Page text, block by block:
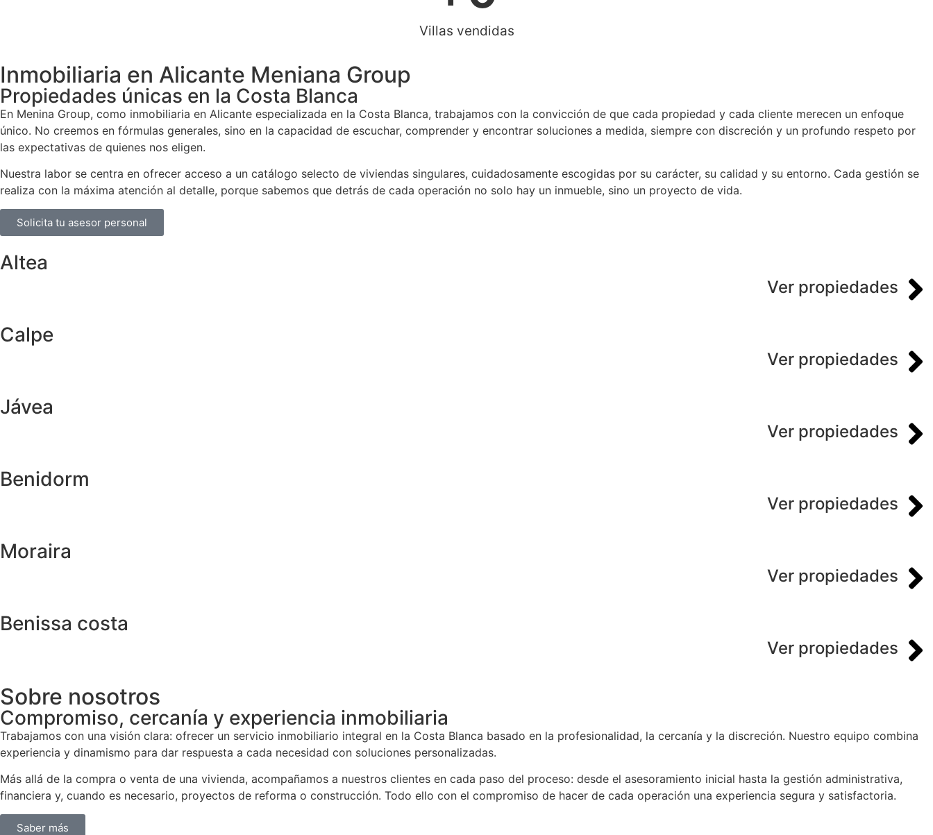
Villas vendidas
Inmobiliaria en Alicante Meniana Group
Propiedades únicas en la Costa Blanca
En Menina Group, como inmobiliaria en Alicante especializada en la Costa Blanca, trabajamos con la convicción de que cada propiedad y cada cliente merecen un enfoque
único. No creemos en fórmulas generales, sino en la capacidad de escuchar, comprender y encontrar soluciones a medida, siempre con discreción y un profundo respeto por
las expectativas de quienes nos eligen.
Nuestra labor se centra en ofrecer acceso a un catálogo selecto de viviendas singulares, cuidadosamente escogidas por su carácter, su calidad y su entorno. Cada gestión se
realiza con la máxima atención al detalle, porque sabemos que detrás de cada operación no solo hay un inmueble, sino un proyecto de vida.
Solicita tu asesor personal
Altea
Ver propiedades
Calpe
Ver propiedades
Jávea
Ver propiedades
Benidorm
Ver propiedades
Moraira
Ver propiedades
Benissa costa
Ver propiedades
Sobre nosotros
Compromiso, cercanía y experiencia inmobiliaria
Trabajamos con una visión clara: ofrecer un servicio inmobiliario integral en la Costa Blanca basado en la profesionalidad, la cercanía y la discreción. Nuestro equipo combina
experiencia y dinamismo para dar respuesta a cada necesidad con soluciones personalizadas.
Más allá de la compra o venta de una vivienda, acompañamos a nuestros clientes en cada paso del proceso: desde el asesoramiento inicial hasta la gestión administrativa,
financiera y, cuando es necesario, proyectos de reforma o construcción. Todo ello con el compromiso de hacer de cada operación una experiencia segura y satisfactoria.
Saber más